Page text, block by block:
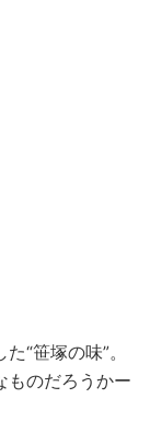
た“笹塚の味”。
ものだろうかー